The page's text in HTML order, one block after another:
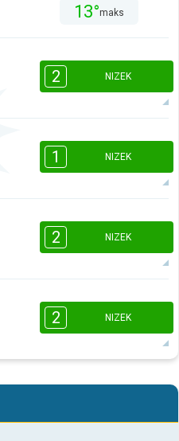
13°maks
2 NIZEK
16:00
1 NIZEK
16:00
7°
2 NIZEK
16:00
2 NIZEK
10°maks